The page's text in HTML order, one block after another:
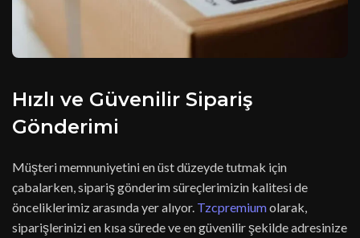
Hızlı ve Güvenilir Sipariş
Gönderimi
Müşteri memnuniyetini en üst düzeyde tutmak için
çabalarken, sipariş gönderim süreçlerimizin kalitesi de
önceliklerimiz arasında yer alıyor. Tzcpremiumolarak,
siparişlerinizi en kısa sürede ve en güvenilir şekilde adresinize